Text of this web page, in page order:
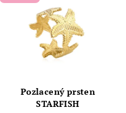
Pozlacený prsten
STARFISH